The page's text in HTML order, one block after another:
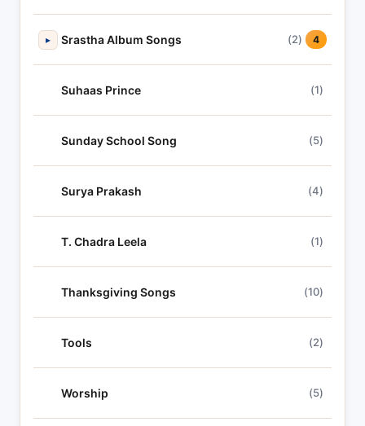
▸ Srastha Album Songs (2) 4
Suhaas Prince (1)
Sunday School Song (5)
Surya Prakash (4)
T. Chadra Leela (1)
Thanksgiving Songs (10)
Tools (2)
Worship (5)